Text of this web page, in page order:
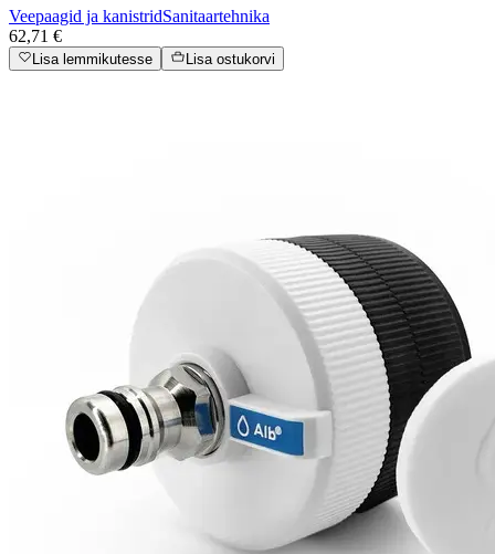
Veepaagid ja kanistridSanitaartehnika
62,71 €
Lisa lemmikutesse Lisa ostukorvi